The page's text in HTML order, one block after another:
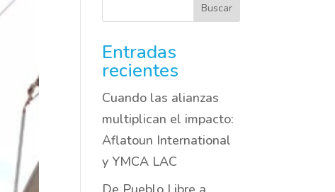
Buscar
Entradas
recientes
Cuando las alianzas
multiplican el impacto:
Aflatoun International
y YMCA LAC